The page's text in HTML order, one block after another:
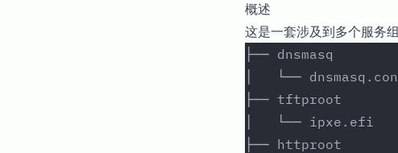
概述
这是一套涉及到多个服务
├── dnsmasq
│   └──
├── tftproot
│   └── ipxe.efi
├── httproot